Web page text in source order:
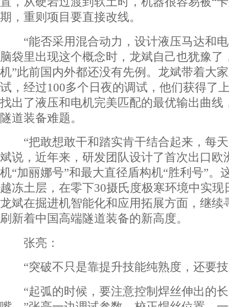
期，重则项目要直接改线。
“能否采用混合动力，设计液压马达和电
脑袋里出现这个概念时，龙斌自己也犹豫了
机”此前国内外都还没有先例。龙斌带着大
试，经过100多个日夜的调试，他们获得了
找出了液压和电机完美匹配的最优输出曲线
隧道装备难题。
“把敢想敢干和踏实肯干结合起来，每天
斌说，近年来，研发团队设计了首次出口欧
机“加丽娜号”和最大直径盾构机“胜利号”。
越冻土层，在零下30摄氏度极寒环境中实现
龙斌在掘进机智能化和应用拓展方面，继续
刷新着中国高端隧道装备的新高度。
张亮：
“突破不只是靠提升技能纯熟度，还要技
“起弧的时候，要注意控制焊丝伸出的长